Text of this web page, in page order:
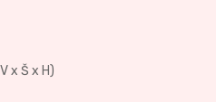
x Š x H)